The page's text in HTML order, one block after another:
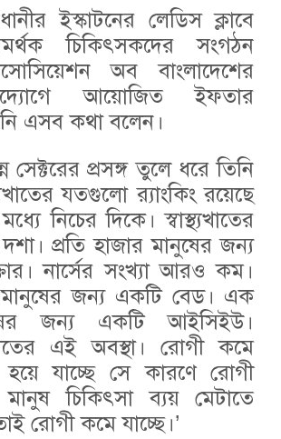
ইস্কাটনের লেডিস ক্লাবে
চিকিৎসকদের সংগঠন
অব বাংলাদেশের
আয়োজিত ইফতার
এসব কথা বলেন।
সেক্টরের প্রসঙ্গ তুলে ধরে তিনি
যতগুলো র‌্যাংকিং রয়েছে
নিচের দিকে। স্বাস্থ্যখাতের
প্রতি হাজার মানুষের জন্য
নার্সের সংখ্যা আরও কম।
জন্য একটি বেড। এক
জন্য একটি আইসিইউ।
এই অবস্থা। রোগী কমে
হয়ে যাচ্ছে সে কারণে রোগী
চিকিৎসা ব্যয় মেটাতে
রোগী কমে যাচ্ছে।’